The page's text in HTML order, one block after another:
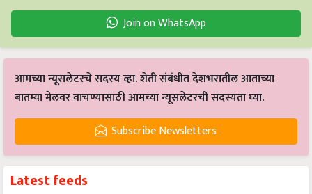
Join on WhatsApp
आमच्या न्यूसलेटरचे सदस्य व्हा. शेती संबंधीत देशभरातील आताच्या
बातम्या मेलवर वाचण्यासाठी आमच्या न्यूसलेटरची सदस्यता घ्या.
Subscribe Newsletters
Latest feeds